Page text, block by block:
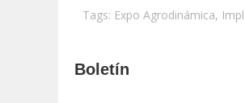
Tags: Expo Agrodinámica,
Boletín